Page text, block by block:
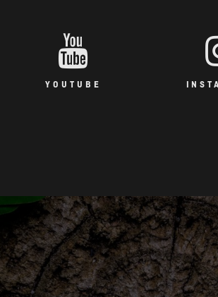
YOUTUBE